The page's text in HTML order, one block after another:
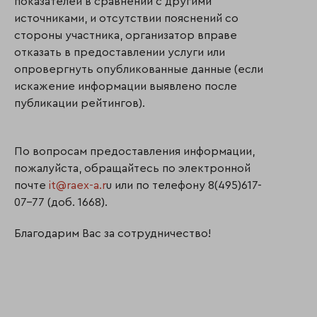
источниками, и отсутствии пояснений со
стороны участника, организатор вправе
отказать в предоставлении услуги или
опровергнуть опубликованные данные (если
искажение информации выявлено после
публикации рейтингов).
По вопросам предоставления информации,
пожалуйста, обращайтесь по электронной
почте it@raex-a.ru или по телефону 8(495)617-
07-77 (доб. 1668).
Благодарим Вас за сотрудничество!